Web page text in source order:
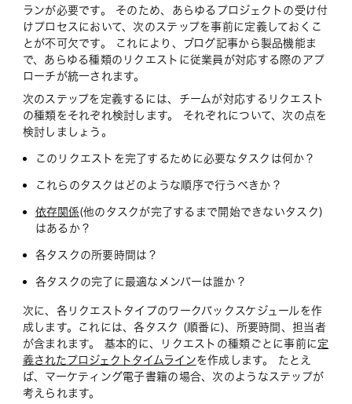
ランが必要です。 そのため、あらゆるプロジェクトの受け付
けプロセスにおいて、次のステップを事前に定義しておくこ
とが不可欠です。 これにより、ブログ記事から製品機能ま
で、あらゆる種類のリクエストに従業員が対応する際のアプ
ローチが統一されます。
次のステップを定義するには、チームが対応するリクエスト
の種類をそれぞれ検討します。 それぞれについて、次の点を
検討しましょう。
このリクエストを完了するために必要なタスクは何か？
これらのタスクはどのような順序で行うべきか？
依存関係(他のタスクが完了するまで開始できないタスク)
はあるか？
各タスクの所要時間は？
各タスクの完了に最適なメンバーは誰か？
次に、各リクエストタイプのワークバックスケジュールを作
成します。これには、各タスク (順番に)、所要時間、担当者
が含まれます。 基本的に、リクエストの種類ごとに事前に 定
義されたプロジェクトタイムラインを作成します。 たとえ
ば、マーケティング電子書籍の場合、次のようなステップが
考えられます。